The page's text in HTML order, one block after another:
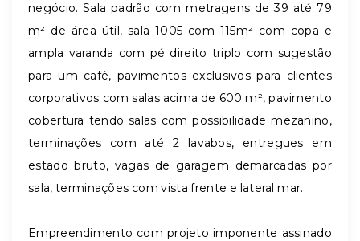
negócio. Sala padrão com metragens de 39 até 79
m² de área útil, sala 1005 com 115m² com copa e
ampla varanda com pé direito triplo com sugestão
para um café, pavimentos exclusivos para clientes
corporativos com salas acima de 600 m², pavimento
cobertura tendo salas com possibilidade mezanino,
terminações com até 2 lavabos, entregues em
estado bruto, vagas de garagem demarcadas por
sala, terminações com vista frente e lateral mar.
Empreendimento com projeto imponente assinado